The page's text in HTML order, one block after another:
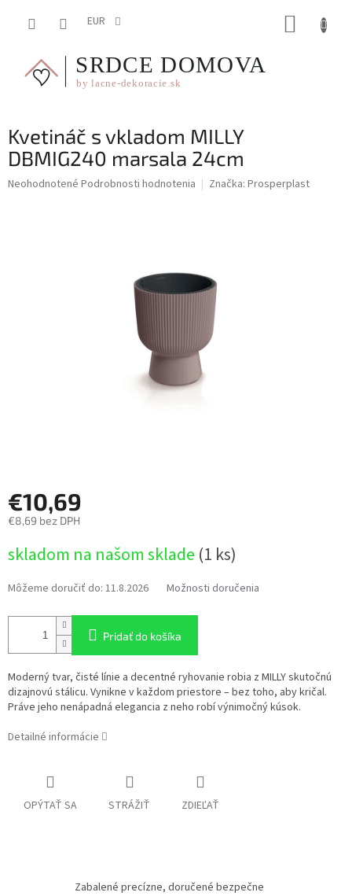
EUR
Kvetináč s vkladom MILLY
DBMIG240 marsala 24cm
Priemerné
Neohodnotené Podrobnosti hodnotenia Značka: Prosperplast
€10,69
€8,69 bez DPH
cena:
skladom na našom sklade (1 ks)
Môžeme doručiť do: 11.8.2026 Možnosti doručenia
Pridať do košíka
Moderný tvar, čisté línie a decentné ryhovanie robia z MILLY skutočnú
dizajnovú stálicu. Vynikne v každom priestore – bez toho, aby kričal.
Práve jeho nenápadná elegancia z neho robí výnimočný kúsok.
Detailné informácie
OPÝTAŤ SA STRÁŽIŤ ZDIEĽAŤ
Zabalené precízne, doručené bezpečne